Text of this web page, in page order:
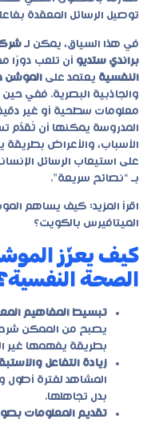
توصيل الرسائل المعقدة
في هذا السياق، يمكن لـ
براندي ستديو أن تلعب دورًا
النفسية يعتمد على الموشن
معلومات سطحية أو غير
المدروسة يمكنها أن تُقدِّم
الأسباب، والأعراض
على استيعاب الرسائل
بـ “نصائح سريعة”.
اقرأ المزيد: كيف يساهم
الميتافيرس بالكويت؟
كيف يعزّز
الصحة
تبسيط المفاهيم
يصبح من الممكن شرح
بطريقة يفهمها غير
زيادة التفاعل
المشاهد لفترة أطول
بدل تجاهلها.
تقديم المعلومات